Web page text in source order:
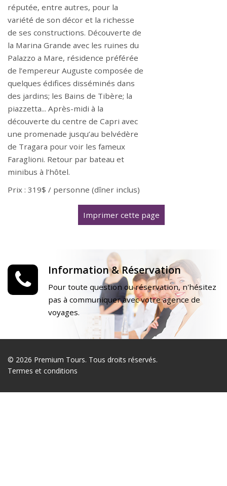
réputée, entre autres, pour la
variété de son décor et la richesse
de ses constructions. Découverte de
la Marina Grande avec les ruines du
Palazzo a Mare, résidence préférée
de l’empereur Auguste composée de
quelques édifices disséminés dans
des jardins; les Bains de Tibère; la
piazzetta... Après-midi à la
découverte du centre de Capri avec
une promenade jusqu’au belvédère
de Tragara pour voir les fameux
Faraglioni. Retour par bateau et
minibus à l’hôtel.
Prix : 319$ / personne (dîner inclus)
Imprimer cette page
Information & Réservation
Pour toute question ou réservation, n'hésitez
pas à communiquer avec votre agence de
voyages.
© 2026 Premium Tours. Tous droits réservés.
Termes et conditions